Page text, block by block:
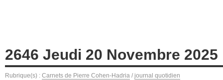
2646 Jeudi 20 Novembre 2025
Rubrique(s) : Carnets de Pierre Cohen-Hadria / journal quotidien